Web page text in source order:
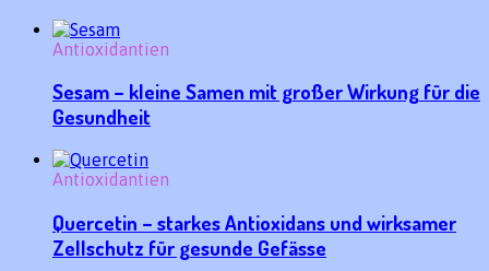
Antioxidantien
Sesam – kleine Samen mit großer Wirkung für die
Gesundheit
Antioxidantien
Quercetin – starkes Antioxidans und wirksamer
Zellschutz für gesunde Gefässe